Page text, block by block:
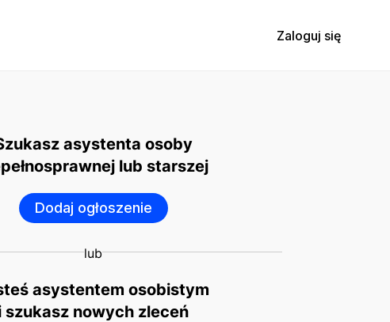
Zaloguj się
asystenta osoby
lub starszej
Dodaj ogłoszenie
lub
asystentem osobistym
szukasz nowych zleceń